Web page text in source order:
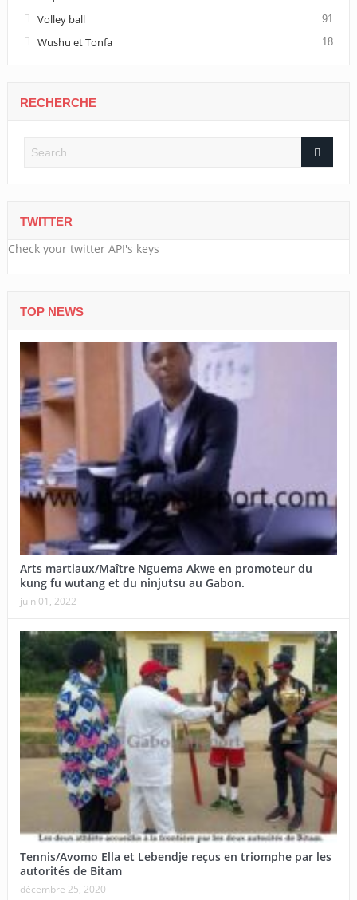
Volley ball 91
Wushu et Tonfa 18
RECHERCHE
TWITTER
Check your twitter API's keys
TOP NEWS
Arts martiaux/Maître Nguema Akwe en promoteur du
kung fu wutang et du ninjutsu au Gabon.
juin 01, 2022
Tennis/Avomo Ella et Lebendje reçus en triomphe par les
autorités de Bitam
décembre 25, 2020